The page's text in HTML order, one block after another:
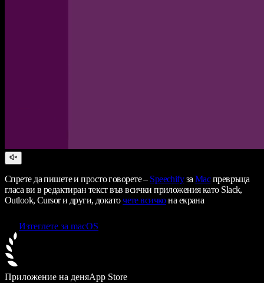
Спрете да пишете и просто говорете – SpeechifyзаMacпревръща
гласа ви в редактиран текст във всички приложения като Slack,
Outlook, Cursor и други, докаточете всичкона екрана
Изтеглете за macOS
Приложение на деняApp Store